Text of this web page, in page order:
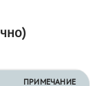
ПРИМЕЧАНИЕ